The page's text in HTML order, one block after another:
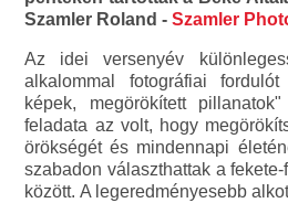
Szamler Roland -Szamler
Az idei versenyév
alkalommal fotográfiai
képek, megörökített
feladata az volt, hogy
örökségét és mindennapi
szabadon választhattak a
között. A legeredményesebb